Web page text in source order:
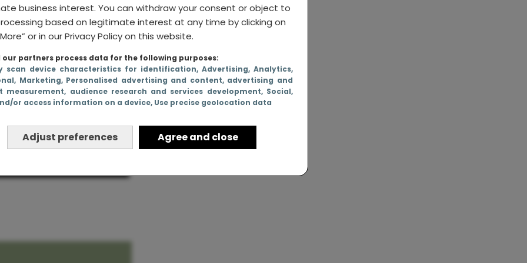
business interest. You can withdraw your consent or object to
based on legitimate interest at any time by clicking on
or in our Privacy Policy on this website.
our partners process data for the following purposes:
scan device characteristics for identification, Advertising, Analytics,
, Marketing, Personalised advertising and content, advertising and
measurement, audience research and services development, Social,
or access information on a device, Use precise geolocation data
Adjust preferences Agree and close
en
de